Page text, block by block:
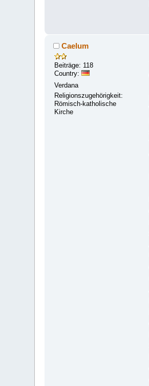
Caelum
Beiträge: 118
Country:
Verdana
Religionszugehörigkeit:
Römisch-katholische
Kirche